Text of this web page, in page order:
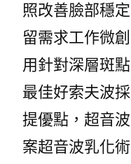
照改善臉部穩
留需求工作微
用針對深層斑
最佳好索夫波
提優點，超音
案超音波乳化